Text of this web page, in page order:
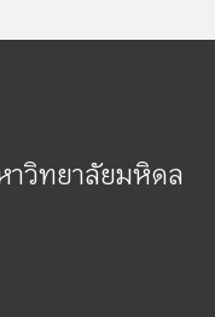
าวิทยาลัยมหิดล